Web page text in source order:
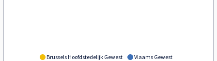
Brussels Hoofdstedelijk Gewest
Vlaams Gewest